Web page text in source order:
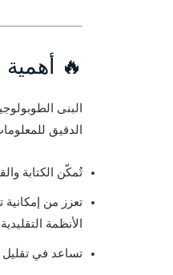
🔥 أهمية
البنى
الدقيق
تُمكّن الكتابة
الأنظمة التقليدية
تساعد في تقليل